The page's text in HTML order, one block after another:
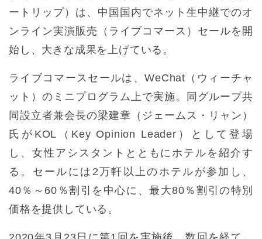
ートリップ）は、中国国内でネット生中継でのオ
ンライン実演販売（ライブコマース）セールを開
始し、大きな成果を上げている。
ライブコマースセールは、WeChat（ウィーチャ
ット）のミニプログラム上で実施。同グループ共
同設立者兼会長の梁建章（ジェームス・リャン）
氏がKOL（Key Opinion Leader）として登場
し、女性アシスタントとともにホテルを紹介す
る。セールには2万軒以上のホテルが参加し、
40％～60％割引を中心に、最大80％割引の特別
価格を提供している。